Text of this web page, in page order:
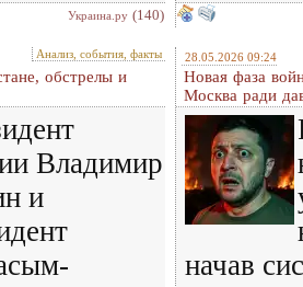
Украина.ру (140)
Анализ, события, факты
обстрелы и
Владимир
и
28.05.2026 09:24
Новая фаза
Москва ради
начав